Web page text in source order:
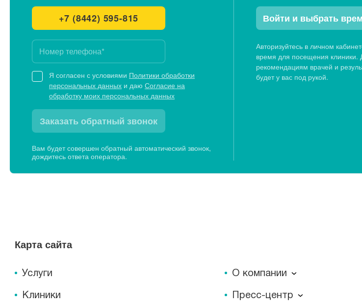
+7 (8442) 595-815
Я согласен с условиями Политики обработки
персональных данных и даю Согласие на
обработку моих персональных данных
Заказать обратный звонок
Вам будет совершен обратный автоматический звонок,
дождитесь ответа оператора.
Войти и выбрать
Авторизуйтесь в личном
время для посещения клиники.
рекомендациям врачей и
будет у вас под рукой.
Карта сайта
Услуги
Клиники
О компании
О компании
Пресс-центр